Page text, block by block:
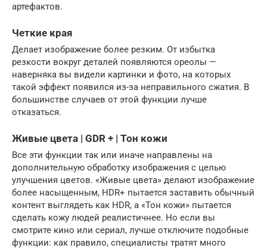
артефактов.
Четкие края
Делает изображение более резким. От избытка
резкости вокруг деталей появляются ореолы —
наверняка вы видели картинки и фото, на которых
такой эффект появился из-за неправильного сжатия. В
большинстве случаев от этой функции лучше
отказаться.
Живые цвета | GDR + | Тон кожи
Все эти функции так или иначе направлены на
дополнительную обработку изображения с целью
улучшения цветов. «Живые цвета» делают изображение
более насыщенным, HDR+ пытается заставить обычный
контент выглядеть как HDR, а «Тон кожи» пытается
сделать кожу людей реалистичнее. Но если вы
смотрите кино или сериал, лучше отключите подобные
функции: как правило, специалисты тратят много